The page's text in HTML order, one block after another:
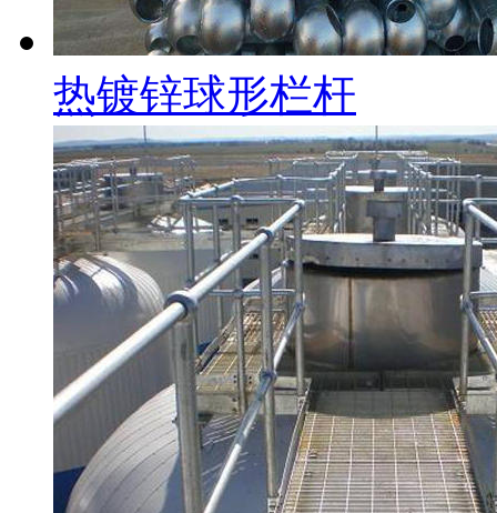
热镀锌球形栏杆